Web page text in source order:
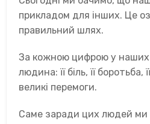
прикладом для інших. Це
правильний шлях.
За кожною цифрою у наших
людина: її біль, її боротьба,
великі перемоги.
Саме заради цих людей